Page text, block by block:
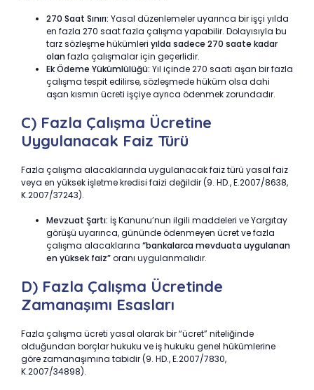
270 Saat Sınırı: Yasal düzenlemeler uyarınca bir işçi yılda
en fazla 270 saat fazla çalışma yapabilir. Dolayısıyla bu
tarz sözleşme hükümleri yılda sadece 270 saate kadar
olan fazla çalışmalar için geçerlidir.
Ek Ödeme Yükümlülüğü: Yıl içinde 270 saati aşan bir fazla
çalışma tespit edilirse, sözleşmede hüküm olsa dahi
aşan kısmın ücreti işçiye ayrıca ödenmek zorundadır.
C) Fazla Çalışma Ücretine
Uygulanacak Faiz Türü
Fazla çalışma alacaklarında uygulanacak faiz türü yasal faiz
veya en yüksek işletme kredisi faizi değildir (9. HD., E.2007/8638,
K.2007/37243).
Mevzuat Şartı: İş Kanunu’nun ilgili maddeleri ve Yargıtay
görüşü uyarınca, gününde ödenmeyen ücret ve fazla
çalışma alacaklarına “bankalarca mevduata uygulanan
en yüksek faiz”oranı uygulanmalıdır.
D) Fazla Çalışma Ücretinde
Zamanaşımı Esasları
Fazla çalışma ücreti yasal olarak bir “ücret” niteliğinde
olduğundan borçlar hukuku ve iş hukuku genel hükümlerine
göre zamanaşımına tabidir (9. HD., E.2007/7830,
K.2007/34898).